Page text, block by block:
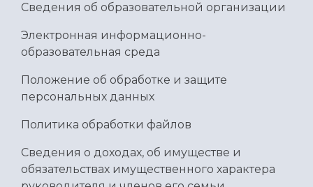
Сведения об образовательной организации
Электронная информационно-
образовательная среда
Положение об обработке и защите
персональных данных
Политика обработки файлов
Сведения о доходах, об имуществе и
обязательствах имущественного характера